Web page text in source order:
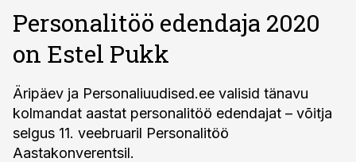
Personalitöö edendaja 2020
on Estel Pukk
Äripäev ja Personaliuudised.ee valisid tänavu
kolmandat aastat personalitöö edendajat – võitja
selgus 11. veebruaril Personalitöö
Aastakonverentsil.